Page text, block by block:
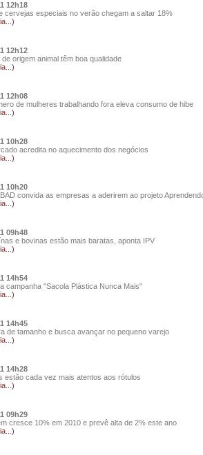
12h18
cervejas especiais no verão chegam a saltar 18%
12h12
de origem animal têm boa qualidade
12h08
de mulheres trabalhando fora eleva consumo de hibe
10h28
acredita no aquecimento dos negócios
10h20
convida as empresas a aderirem ao projeto
09h48
e bovinas estão mais baratas, aponta IPV
14h54
campanha "Sacola Plástica Nunca Mais"
14h45
de tamanho e busca avançar no pequeno varejo
14h28
estão cada vez mais atentos aos rótulos
09h29
cresce 10% em 2010 e prevê alta de 2% este ano